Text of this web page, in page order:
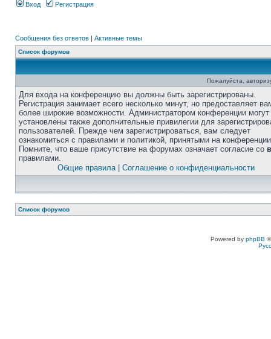
Вход Регистрация
Сообщения без ответов | Активные темы
Список форумов
Пожалуйста,
Для входа на конференцию вы должны быть зарегистрированы.
Регистрация занимает всего несколько минут, но предоставляет
более широкие возможности. Администратором конференции
установлены также дополнительные привилегии для
пользователей. Прежде чем зарегистрироваться, вам следует
ознакомиться с правилами и политикой, принятыми на
Помните, что ваше присутствие на форумах означает согласие со
правилами.
Общие правила| Соглашение о конфиденциальности
Список форумов
Powered by phpBB